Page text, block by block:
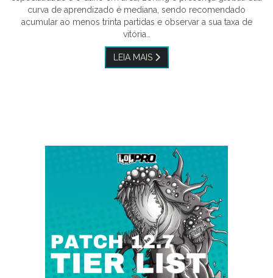
curva de aprendizado é mediana, sendo recomendado
acumular ao menos trinta partidas e observar a sua taxa de
vitória…
LEIA MAIS